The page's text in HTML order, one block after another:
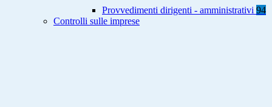
Provvedimenti dirigenti - amministrativi 94
Controlli sulle imprese